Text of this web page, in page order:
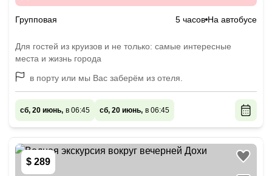
Групповая 5 часов На автобусе
Для гостей из круизов и не только: самые интересные
места и жизнь города
в порту или мы Вас заберём из отеля.
сб, 20 июнь, в 06:45 сб, 20 июнь, в 06:45
$ 289